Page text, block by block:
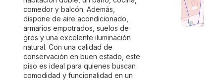
comedor y balcón. Además,
dispone de aire acondicionado,
armarios empotrados, suelos de
gres y una excelente iluminación
natural. Con una calidad de
conservación en buen estado, este
piso es ideal para quienes buscan
comodidad y funcionalidad en un